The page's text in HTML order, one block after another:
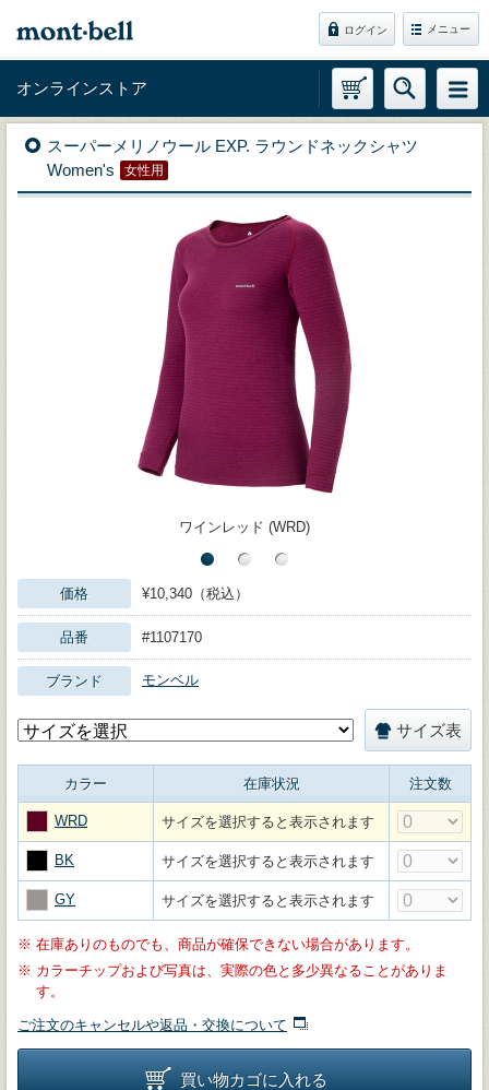
ログイン メニュー
オンラインストア
スーパーメリノウール EXP. ラウンドネックシャツ
Women's
女性用
ワインレッド (WRD)
価格 ¥10,340（税込）
品番 #1107170
ブランド モンベル
サイズ表
カラー 在庫状況 注文数
WRD サイズを選択すると表示されます
BK サイズを選択すると表示されます
GY サイズを選択すると表示されます
※ 在庫ありのものでも、商品が確保できない場合があります。
※ カラーチップおよび写真は、実際の色と多少異なることがありま
す。
ご注文のキャンセルや返品・交換について
買い物カゴに入れる